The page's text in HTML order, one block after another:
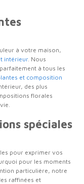
à votre maison,
intérieur. Nous
à tous les
et composition
des plus
florales
spéciales
pour exprimer vos
pour les moments
particulière, notre
raffinées et